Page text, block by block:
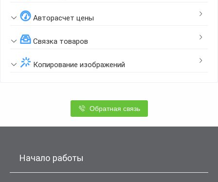
Авторасчет цены
Связка товаров
Копирование изображений
Обратная связь
Начало работы